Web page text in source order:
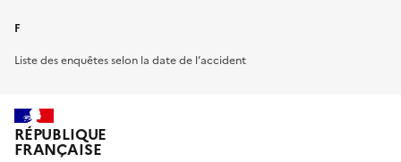
F
Liste des enquêtes selon la date de l’accident
RÉPUBLIQUE
FRANÇAISE